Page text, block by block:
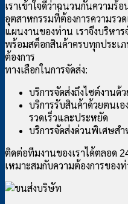
เราเข้าใจดีว่าฉนวนกันความร้
อุตสาหกรรมที่ต้องการความรว
แผนงานของท่าน เราจึงบริหา
พร้อมสต็อกสินค้าครบทุกประเ
ต้องการ
ทางเลือกในการจัดส่ง:
บริการจัดส่งถึงไซต์งานด้
บริการรับสินค้าด้วยตนเอ
รวดเร็วและประหยัด
บริการจัดส่งด่วนพิเศษสำ
ติดต่อทีมงานของเราได้ตลอด
เหมาะสมกับความต้องการของท่